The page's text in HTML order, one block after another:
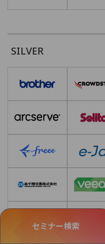
セミナー検索
SILVER